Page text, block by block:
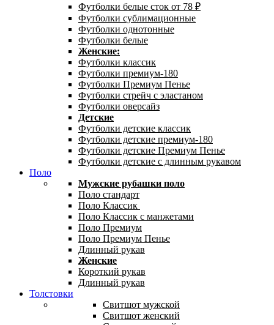
Футболки белые сток от 78 ₽
Футболки сублимационные
Футболки однотонные
Футболки белые
Женские:
Футболки классик
Футболки премиум-180
Футболки Премиум Пенье
Футболки стрейч с эластаном
Футболки оверсайз
Детские
Футболки детские классик
Футболки детские премиум-180
Футболки детские Премиум Пенье
Футболки детские с длинным рукавом
Поло
Мужские рубашки поло
Поло стандарт
Поло Классик
Поло Классик с манжетами
Поло Премиум
Поло Премиум Пенье
Длинный рукав
Женские
Короткий рукав
Длинный рукав
Толстовки
Свитшот мужской
Свитшот женский